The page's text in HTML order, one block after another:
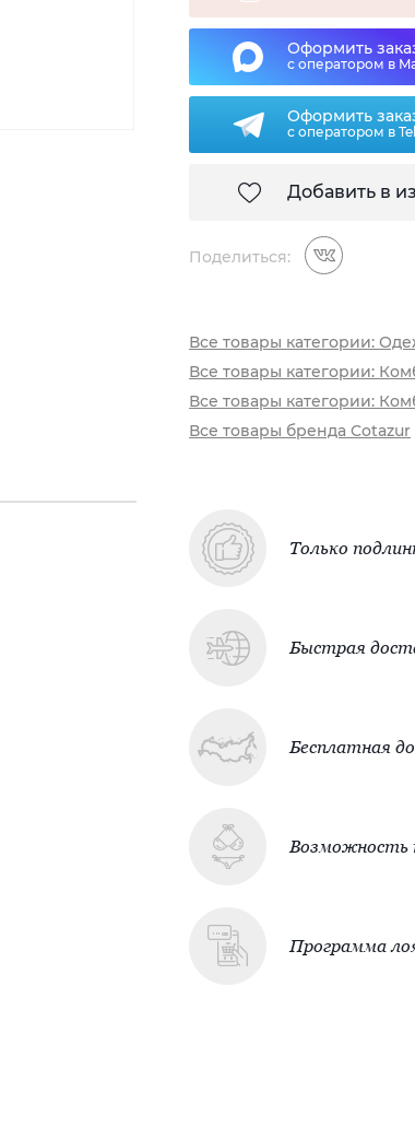
Оформить
с оператором в
Оформить
с оператором в
Добавить в
Поделиться:
Все товары категории:
Все товары категории:
Все товары категории:
Все товары бренда Cotazur
Только
Быстрая
Бесплатная
Возможность
Программа